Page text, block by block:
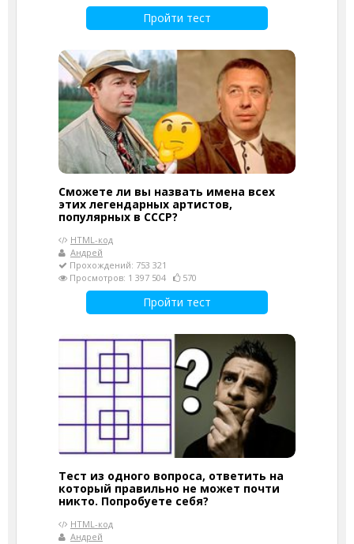
Пройти тест
Сможете ли вы назвать имена всех
этих легендарных артистов,
популярных в СССР?
HTML-код
Андрей
Прохождений: 753 321
Просмотров: 1 397 504
570
Пройти тест
Тест из одного вопроса, ответить на
который правильно не может почти
никто. Попробуете себя?
HTML-код
Андрей